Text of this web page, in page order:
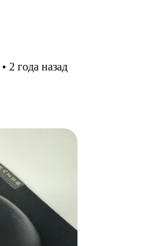
• 2 года назад